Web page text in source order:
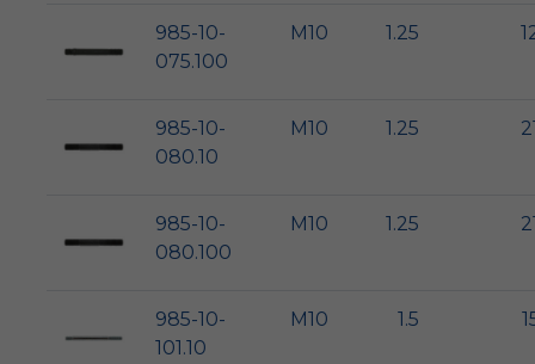
985-10-
075.100
M10 1.25
985-10-
080.10
M10 1.25
985-10-
080.100
M10 1.25
985-10-
101.10
M10 1.5